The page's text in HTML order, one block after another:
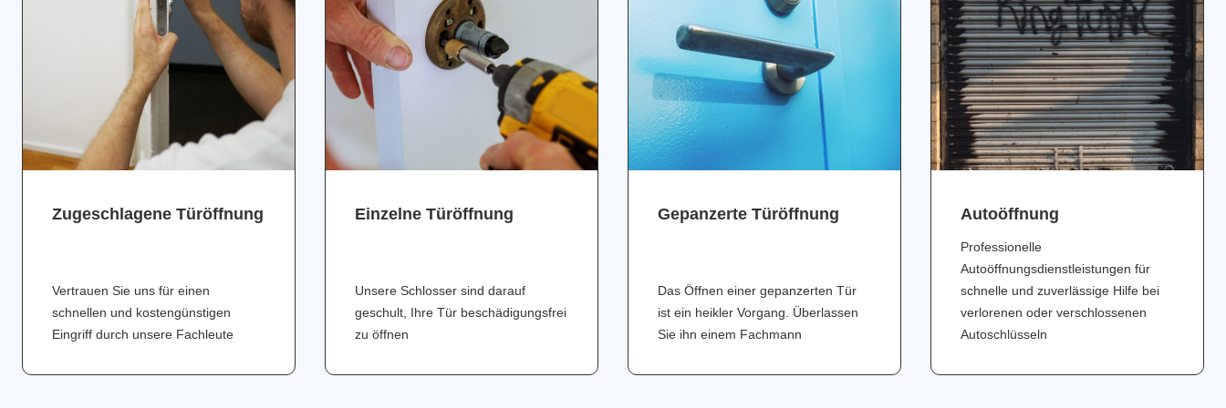
Zugeschlagene Türöffnung
Vertrauen Sie uns für einen
schnellen und kostengünstigen
Eingriff durch unsere Fachleute
Einzelne Türöffnung
Unsere Schlosser sind darauf
geschult, Ihre Tür beschädigungsfrei
zu öffnen
Gepanzerte Türöffnung
Das Öffnen einer gepanzerten Tür
ist ein heikler Vorgang. Überlassen
Sie ihn einem Fachmann
Аutoöffnung
Professionelle
Autoöffnungsdienstleistungen für
schnelle und zuverlässige Hilfe bei
verlorenen oder verschlossenen
Autoschlüsseln